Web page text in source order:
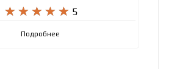
    
     5
Подробнее